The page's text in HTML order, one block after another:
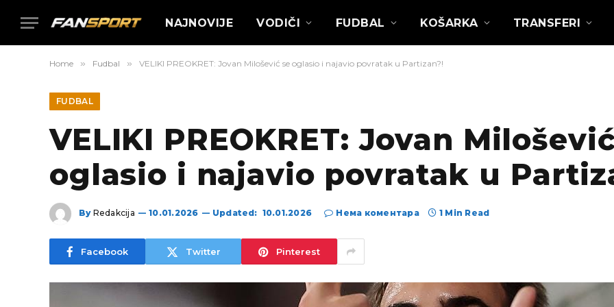
NAJNOVIJE VODIČI FUDBAL KOŠARKA TRANSFERI
Home » Fudbal » VELIKI PREOKRET: Jovan Milošević se oglasio i najavio povratak u Partizan?!
FUDBAL
VELIKI PREOKRET: Jovan
oglasio i najavio povratak u
By Redakcija 10.01.2026 Updated: 10.01.2026 Нема коментара 1 Min Read
Facebook Twitter Pinterest